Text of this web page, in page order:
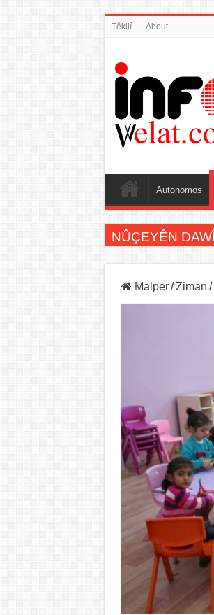
Têkilî About
Autonomos
NÛÇEYÊN DAWÎ
Malper / Ziman /